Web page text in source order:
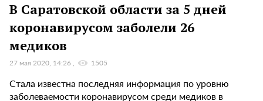
В Саратовской области за 5 дней
коронавирусом заболели 26
медиков
27 мая 2020, 14:26 1505
Стала известна последняя информация по уровню
заболеваемости коронавирусом среди медиков в